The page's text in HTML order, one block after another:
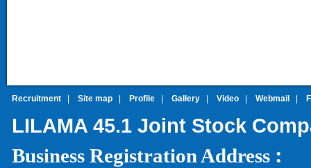
Recruitment Site map Profile Gallery Video Webmail
LILAMA 45.1 Joint Stock
Business Registration Address :